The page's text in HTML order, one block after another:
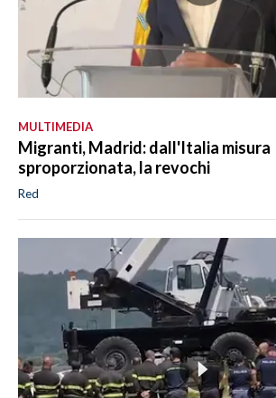
MULTIMEDIA
Migranti, Madrid: dall'Italia misura
sproporzionata, la revochi
Red